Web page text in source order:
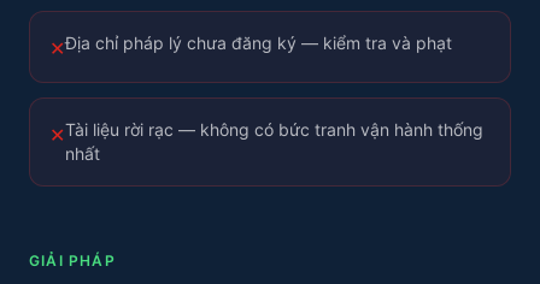
✕Địa chỉ pháp lý chưa đăng ký — kiểm tra và phạt
✕Tài liệu rời rạc — không có bức tranh vận hành thống
nhất
GIẢI PHÁP